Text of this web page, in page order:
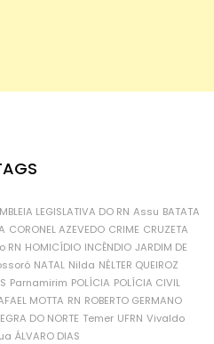
LEGISLATIVA DO RN Assu BATATA
CORONEL AZEVEDO CRIME CRUZETA
RN HOMICÍDIO INCÊNDIO JARDIM DE
NATAL Nilda NÉLTER QUEIROZ
Parnamirim POLÍCIA POLÍCIA CIVIL
MOTTA RN ROBERTO GERMANO
DO NORTE Temer UFRN Vivaldo
ÁLVARO DIAS